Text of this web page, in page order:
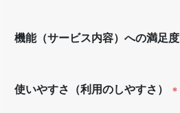
機能（サービス内容）への満足度
使いやすさ（利用のしやすさ） *